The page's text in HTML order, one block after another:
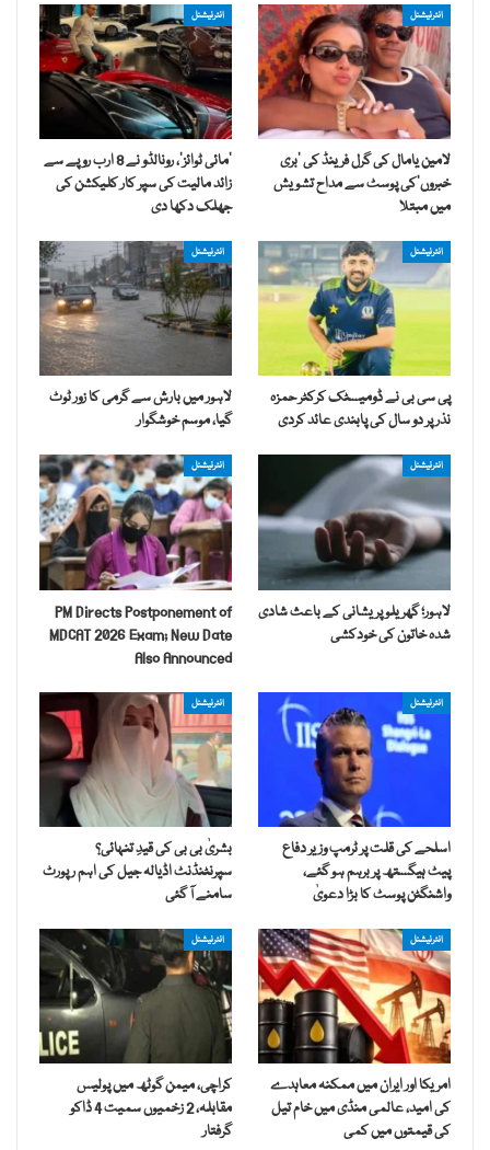
انٹرنیشنل
لامین یامال کی گرل فرینڈ کی ’بری
خبروں‘کی پوسٹ سے مداح تشویش
میں مبتلا
انٹرنیشنل
’مائی ٹوائز‘، رونالڈو نے 8 ارب روپے سے
زائد مالیت کی سپر کار کلیکشن کی
جھلک دکھا دی
انٹرنیشنل
پی سی بی نے ڈومیسٹک کرکٹر حمزہ
نذر پر دو سال کی پابندی عائد کردی
انٹرنیشنل
لاہور میں بارش سے گرمی کا زور ٹوٹ
گیا، موسم خوشگوار
انٹرنیشنل
لاہور؛ گھریلو پریشانی کے باعث شادی
شدہ خاتون کی خودکشی
انٹرنیشنل
PM Directs Postponement of
MDCAT 2026 Exam; New Date
Also Announced
انٹرنیشنل
اسلحے کی قلت پر ٹرمپ وزیر دفاع
پیٹ ہیگستھ پر برہم ہو گئے،
واشنگٹن پوسٹ کا بڑا دعویٰ
انٹرنیشنل
بشریٰ بی بی کی قیدِ تنہائی؟
سپرنٹنڈنٹ اڈیالہ جیل کی اہم رپورٹ
سامنے آ گئی
انٹرنیشنل
امریکا اور ایران میں ممکنہ معاہدے
کی امید، عالمی منڈی میں خام تیل
کی قیمتوں میں کمی
انٹرنیشنل
کراچی، میمن گوٹھ میں پولیس
مقابلہ، 2 زخمیوں سمیت 4 ڈاکو
گرفتار